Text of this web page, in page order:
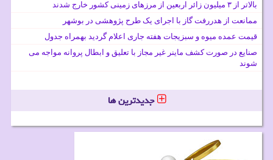
بالاتر از ۳ میلیون زائر اربعین از مرزهای زمینی کشور خارج شدند
ممانعت از هدررفت گاز با اجرای یک طرح پژوهشی در بوشهر
قیمت عمده میوه و سبزیجات هفته جاری اعلام گردید بهمراه جدول
صنایع در صورت کشف ماینر غیر مجاز با تعلیق و ابطال پروانه مواجه می
شوند
جدیدترین ها